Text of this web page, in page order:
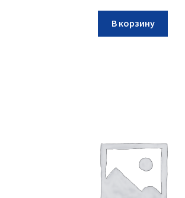
В корзину